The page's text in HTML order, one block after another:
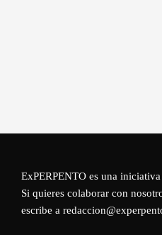
ExPERPENTO es una iniciativa
Si quieres colaborar con
escribe a